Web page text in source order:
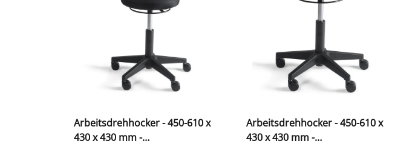
Arbeitsdrehhocker - 450-610 x
430 x 430 mm -
Arbeitsdrehhocker - 450-610 x
430 x 430 mm -